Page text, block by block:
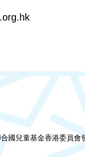
國兒童基金香港委員會